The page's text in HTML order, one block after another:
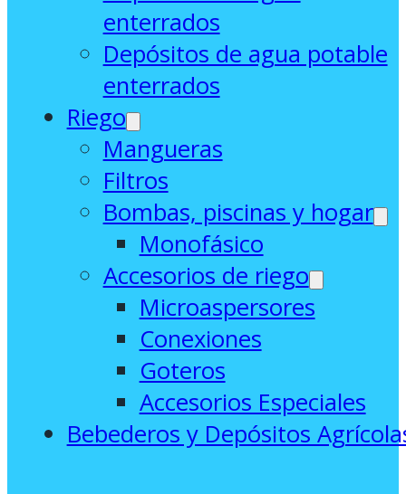
enterrados
Depósitos de agua potable
enterrados
Riego
Mangueras
Filtros
Bombas, piscinas y hogar
Monofásico
Accesorios de riego
Microaspersores
Conexiones
Goteros
Accesorios Especiales
Bebederos y Depósitos